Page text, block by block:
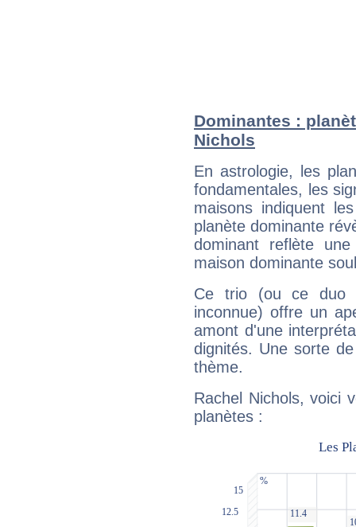
Dominantes :
Nichols
En astrologie, les
fondamentales, les
maisons indiquent
planète dominante
dominant reflète
maison dominante
Ce trio (ou ce duo
inconnue) offre un
amont d'une
dignités. Une sorte
thème.
Rachel Nichols, voici
planètes :